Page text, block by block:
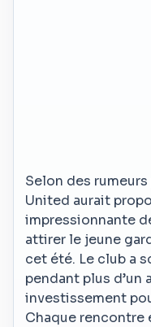
Selon des
United aurait
impressionnante
attirer le jeune
cet été. Le club a
pendant plus d’un
investissement
Chaque rencontre